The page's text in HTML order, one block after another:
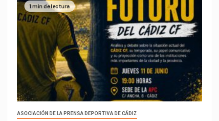
1 min de lectura
ASOCIACIÓN DE LA PRENSA DEPORTIVA DE CÁDIZ